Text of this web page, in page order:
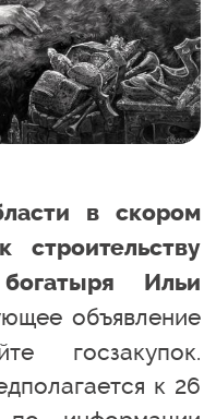
в скором
строительству
Ильи
объявление
госзакупок.
к 26